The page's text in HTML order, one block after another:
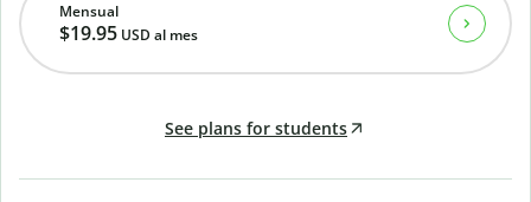
Mensual
$19.95 USD al mes
See plans for students